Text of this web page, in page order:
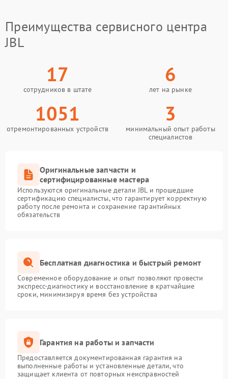
Преимущества сервисного центра
JBL
17
сотрудников в штате
6
лет на рынке
1051
отремонтированных устройств
3
минимальный опыт работы
специалистов
Оригинальные запчасти и
сертифицированные мастера
Используются оригинальные детали JBL и прошедшие
сертификацию специалисты, что гарантирует корректную
работу после ремонта и сохранение гарантийных
обязательств
Бесплатная диагностика и быстрый ремонт
Современное оборудование и опыт позволяют провести
экспресс-диагностику и восстановление в кратчайшие
сроки, минимизируя время без устройства
Гарантия на работы и запчасти
Предоставляется документированная гарантия на
выполненные работы и установленные детали, что
защищает клиента от повторных неисправностей